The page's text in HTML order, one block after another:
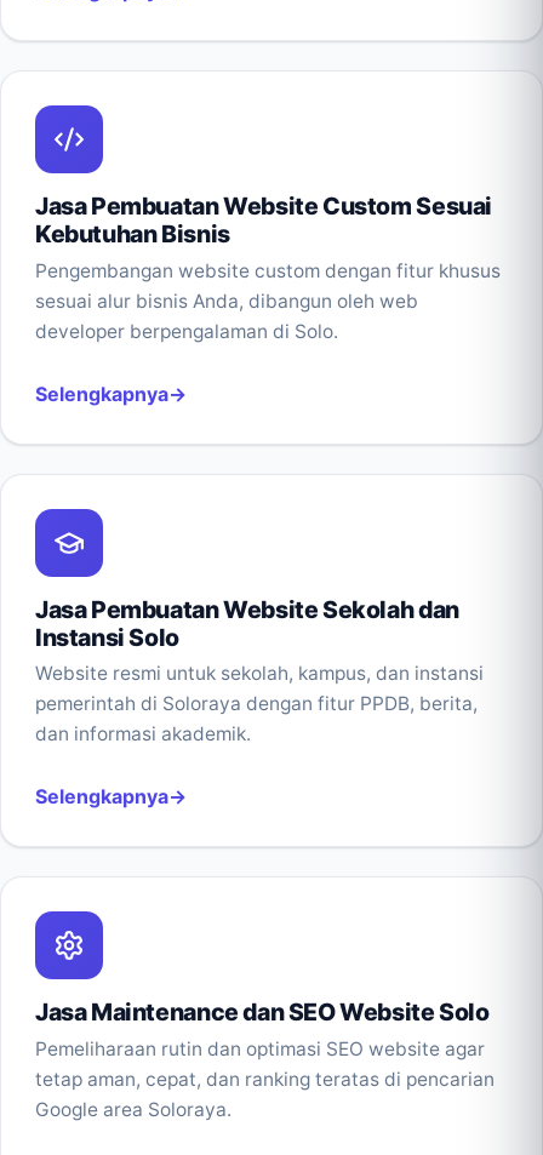
Jasa Pembuatan Website Custom Sesuai
Kebutuhan Bisnis
Pengembangan website custom dengan fitur khusus
sesuai alur bisnis Anda, dibangun oleh web
developer berpengalaman di Solo.
Selengkapnya
Jasa Pembuatan Website Sekolah dan
Instansi Solo
Website resmi untuk sekolah, kampus, dan instansi
pemerintah di Soloraya dengan fitur PPDB, berita,
dan informasi akademik.
Selengkapnya
Jasa Maintenance dan SEO Website Solo
Pemeliharaan rutin dan optimasi SEO website agar
tetap aman, cepat, dan ranking teratas di pencarian
Google area Soloraya.